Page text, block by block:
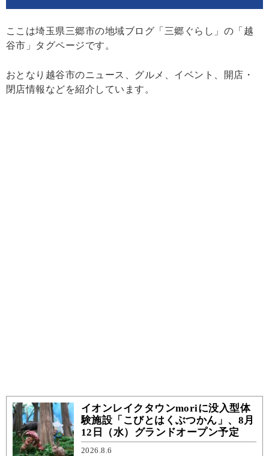
ここは埼玉県三郷市の地域ブログ「三郷ぐらし」の「越
谷市」タグページです。
おとなり越谷市のニュース、グルメ、イベント、開店・
閉店情報などを紹介しています。
イオンレイクタウンmoriに没入型体
験施設「こびとはくぶつかん」、8月
12日（水）グランドオープン予定
2026.8.6